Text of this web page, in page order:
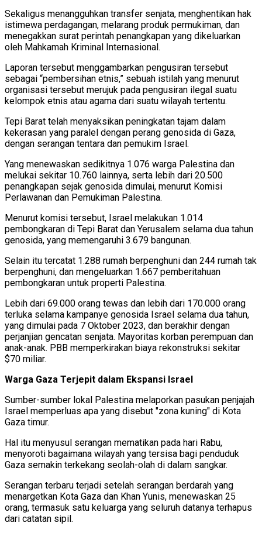
Sekaligus menangguhkan transfer senjata, menghentikan hak
istimewa perdagangan, melarang produk permukiman, dan
menegakkan surat perintah penangkapan yang dikeluarkan
oleh Mahkamah Kriminal Internasional.
Laporan tersebut menggambarkan pengusiran tersebut
sebagai “pembersihan etnis,” sebuah istilah yang menurut
organisasi tersebut merujuk pada pengusiran ilegal suatu
kelompok etnis atau agama dari suatu wilayah tertentu.
Tepi Barat telah menyaksikan peningkatan tajam dalam
kekerasan yang paralel dengan perang genosida di Gaza,
dengan serangan tentara dan pemukim Israel.
Yang menewaskan sedikitnya 1.076 warga Palestina dan
melukai sekitar 10.760 lainnya, serta lebih dari 20.500
penangkapan sejak genosida dimulai, menurut Komisi
Perlawanan dan Pemukiman Palestina.
Menurut komisi tersebut, Israel melakukan 1.014
pembongkaran di Tepi Barat dan Yerusalem selama dua tahun
genosida, yang memengaruhi 3.679 bangunan.
Selain itu tercatat 1.288 rumah berpenghuni dan 244 rumah tak
berpenghuni, dan mengeluarkan 1.667 pemberitahuan
pembongkaran untuk properti Palestina.
Lebih dari 69.000 orang tewas dan lebih dari 170.000 orang
terluka selama kampanye genosida Israel selama dua tahun,
yang dimulai pada 7 Oktober 2023, dan berakhir dengan
perjanjian gencatan senjata. Mayoritas korban perempuan dan
anak-anak. PBB memperkirakan biaya rekonstruksi sekitar
$70 miliar.
Warga Gaza Terjepit dalam Ekspansi Israel
Sumber-sumber lokal Palestina melaporkan pasukan penjajah
Israel memperluas apa yang disebut "zona kuning" di Kota
Gaza timur.
Hal itu menyusul serangan mematikan pada hari Rabu,
menyoroti bagaimana wilayah yang tersisa bagi penduduk
Gaza semakin terkekang seolah-olah di dalam sangkar.
Serangan terbaru terjadi setelah serangan berdarah yang
menargetkan Kota Gaza dan Khan Yunis, menewaskan 25
orang, termasuk satu keluarga yang seluruh datanya terhapus
dari catatan sipil.